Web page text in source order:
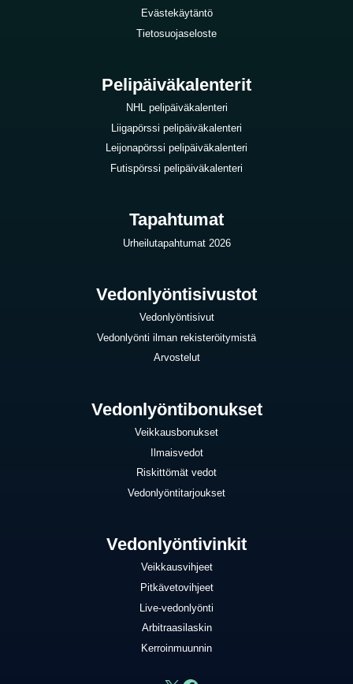
Evästekäytäntö
Tietosuojaseloste
Pelipäiväkalenterit
NHL pelipäiväkalenteri
Liigapörssi pelipäiväkalenteri
Leijonapörssi pelipäiväkalenteri
Futispörssi pelipäiväkalenteri
Tapahtumat
Urheilutapahtumat 2026
Vedonlyöntisivustot
Vedonlyöntisivut
Vedonlyönti ilman rekisteröitymistä
Arvostelut
Vedonlyöntibonukset
Veikkausbonukset
Ilmaisvedot
Riskittömät vedot
Vedonlyöntitarjoukset
Vedonlyöntivinkit
Veikkausvihjeet
Pitkävetovihjeet
Live-vedonlyönti
Arbitraasilaskin
Kerroinmuunnin